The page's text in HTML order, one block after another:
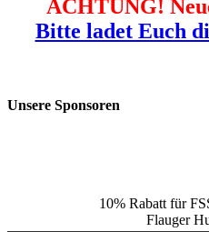
ACHTUNG!
Bitte ladet Euch
Unsere Sponsoren
10% Rabatt für
Flauger